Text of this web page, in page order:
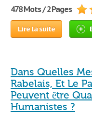
478 Mots / 2 Pages
Lire la suite
Dans Quelles
Rabelais, Et Le
Peuvent être
Humanistes ?